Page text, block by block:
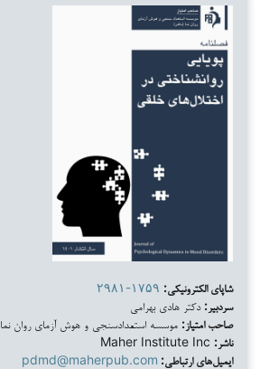
شاپای الکترونیکی: ۲۹۸۱-۱۷۵۹
سردبیر: دکتر هادی بهرامی
صاحب امتیاز: موسسه استعدادسنجی و هوش آزمای روان نما
ناشر:
ایمیل‌های ارتباطی: pdmd@maherpub.com